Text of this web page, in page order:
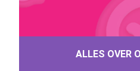
ALLES OVER